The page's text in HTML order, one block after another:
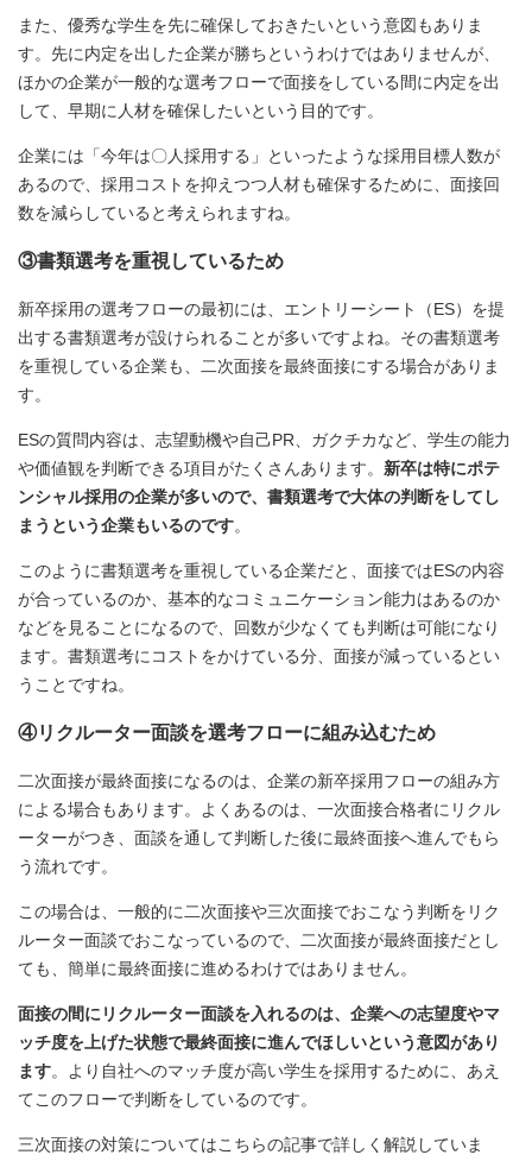
また、優秀な学生を先に確保しておきたいという意図もありま
す。先に内定を出した企業が勝ちというわけではありませんが、
ほかの企業が一般的な選考フローで面接をしている間に内定を出
して、早期に人材を確保したいという目的です。
企業には「今年は〇人採用する」といったような採用目標人数が
あるので、採用コストを抑えつつ人材も確保するために、面接回
数を減らしていると考えられますね。
③書類選考を重視しているため
新卒採用の選考フローの最初には、エントリーシート（ES）を提
出する書類選考が設けられることが多いですよね。その書類選考
を重視している企業も、二次面接を最終面接にする場合がありま
す。
ESの質問内容は、志望動機や自己PR、ガクチカなど、学生の能力
や価値観を判断できる項目がたくさんあります。 新卒は特にポテ
ンシャル採用の企業が多いので、書類選考で大体の判断をしてし
まうという企業もいるのです。
このように書類選考を重視している企業だと、面接ではESの内容
が合っているのか、基本的なコミュニケーション能力はあるのか
などを見ることになるので、回数が少なくても判断は可能になり
ます。書類選考にコストをかけている分、面接が減っているとい
うことですね。
④リクルーター面談を選考フローに組み込むため
二次面接が最終面接になるのは、企業の新卒採用フローの組み方
による場合もあります。よくあるのは、一次面接合格者にリクル
ーターがつき、面談を通して判断した後に最終面接へ進んでもら
う流れです。
この場合は、一般的に二次面接や三次面接でおこなう判断をリク
ルーター面談でおこなっているので、二次面接が最終面接だとし
ても、簡単に最終面接に進めるわけではありません。
面接の間にリクルーター面談を入れるのは、企業への志望度やマ
ッチ度を上げた状態で最終面接に進んでほしいという意図があり
ます。より自社へのマッチ度が高い学生を採用するために、あえ
てこのフローで判断をしているのです。
三次面接の対策についてはこちらの記事で詳しく解説していま